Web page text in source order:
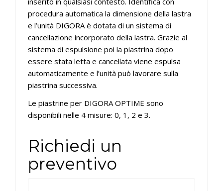
procedura automatica la dimensione della lastra
e l’unità DIGORA è dotata di un sistema di
cancellazione incorporato della lastra. Grazie al
sistema di espulsione poi la piastrina dopo
essere stata letta e cancellata viene espulsa
automaticamente e l’unità può lavorare sulla
piastrina successiva.
Le piastrine per DIGORA OPTIME sono
disponibili nelle 4 misure: 0, 1, 2 e 3.
Richiedi un
preventivo